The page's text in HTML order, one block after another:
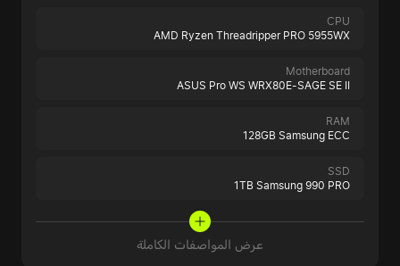
CPU
AMD Ryzen Threadripper PRO 5955WX
Motherboard
ASUS Pro WS WRX80E-SAGE SE II
RAM
128GB Samsung ECC
SSD
1TB Samsung 990 PRO
عرض المواصفات الكاملة